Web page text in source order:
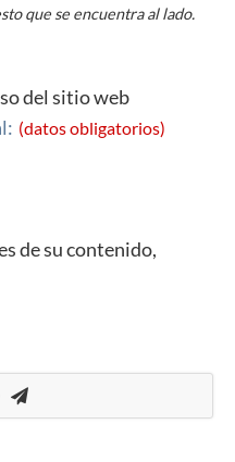
que se encuentra al lado.
del sitio web
(datos obligatorios)
de su contenido,